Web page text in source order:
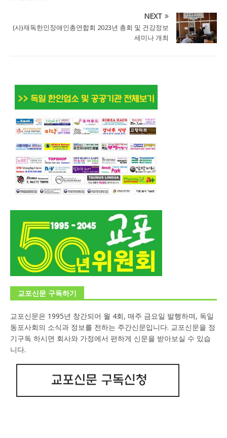
NEXT
(사)재독한인장애인총연합회 2023년 총회 및 건강정보
세미나 개최
교포신문 구독하기
교포신문은 1995년 창간되어 월 4회, 매주 금요일 발행하며, 독일
동포사회의 소식과 정보를 전하는 주간신문입니다. 교포신문을 정
기구독 하시면 회사와 가정에서 편하게 신문을 받아보실 수 있습
니다.